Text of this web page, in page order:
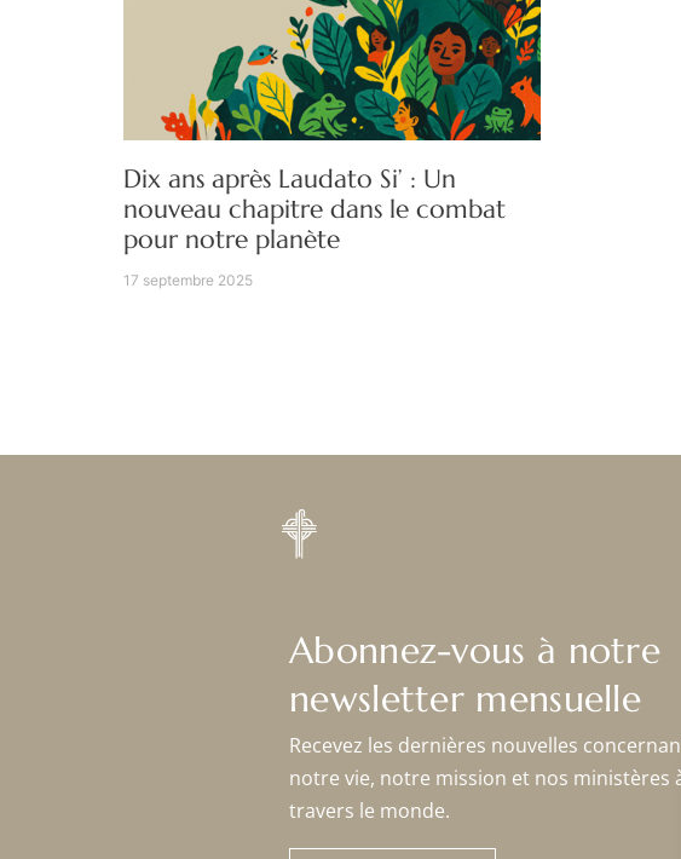
Dix ans après Laudato Si’ : Un
nouveau chapitre dans le combat
pour notre planète
17 septembre 2025
Abonnez-vous à notre
newsletter mensuelle
Recevez les dernières nouvelles
notre vie, notre mission et nos ministères
travers le monde.